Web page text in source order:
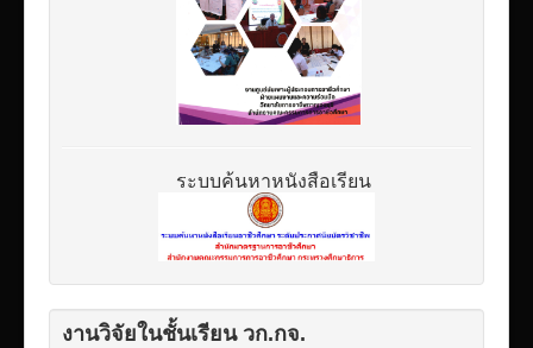
ระบบค้นหาหนังสือเรียน
งานวิจัยในชั้นเรียน วก.กจ.